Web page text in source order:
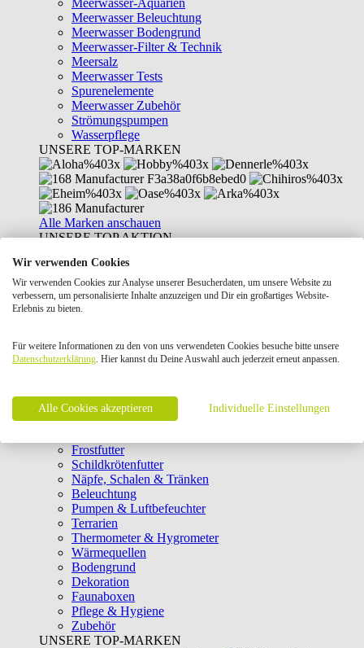
Meerwasser-Aquarien
Meerwasser Beleuchtung
Meerwasser Bodengrund
Meerwasser-Filter & Technik
Meersalz
Meerwasser Tests
Spurenelemente
Meerwasser Zubehör
Strömungspumpen
Wasserpflege
UNSERE TOP-MARKEN
Alle Marken anschauen
UNSERE TOP AKTION
Terraristik
close
Terrarientierfutter
Einrichtung & Pflege
Bücher Terraristik
Hauptfutter
Frostfutter
Schildkrötenfutter
Näpfe, Schalen & Tränken
Beleuchtung
Pumpen & Luftbefeuchter
Terrarien
Thermometer & Hygrometer
Wärmequellen
Bodengrund
Dekoration
Faunaboxen
Pflege & Hygiene
Zubehör
UNSERE TOP-MARKEN
Wir verwenden Cookies
Wir verwenden Cookies zur Analyse unserer Besucherdaten, um unsere Website zu
verbessern, um personalisierte Inhalte anzuzeigen und Dir ein großartiges Website-
Erlebnis zu bieten.
Für weitere Informationen zu den von uns verwendeten Cookies besuche bitte unsere
Datenschutzerklärung. Hier kannst du Deine Auswahl auch jederzeit erneut anpassen.
Alle Cookies akzeptieren Individuelle Einstellungen